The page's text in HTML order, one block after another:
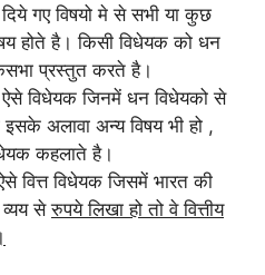
गए विषयो मे से सभी या कुछ
होते है। किसी विधेयक को धन
प्रस्तुत करते है।
ऐसे विधेयक जिनमें धन विधेयको से
इसके अलावा अन्य विषय भी हो ,
कहलाते है।
वित्त विधेयक जिसमें भारत की
व्यय सेरुपये लिखा हो तो वे वित्तीय